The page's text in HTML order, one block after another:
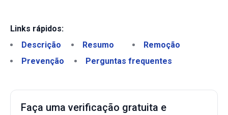
Links rápidos:
Descrição
Resumo
Remoção
Prevenção
Perguntas frequentes
Faça uma verificação gratuita e